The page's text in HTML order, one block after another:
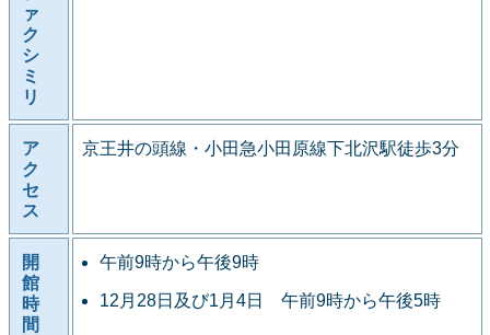
ァ
ク
シ
ミ
リ
ア
ク
セ
ス
京王井の頭線・小田急小田原線下北沢駅徒歩3分
開
館
時
間
午前9時から午後9時
12月28日及び1月4日 午前9時から午後5時